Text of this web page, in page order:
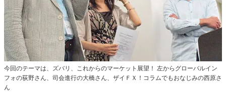
今回のテーマは、ズバリ、これからのマーケット展望！ 左からグローバルイン
フォの荻野さん、司会進行の大橋さん、ザイＦＸ！コラムでもおなじみの西原さ
ん